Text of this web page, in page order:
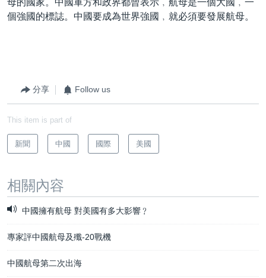
個強國的標誌。中國要成為世界強國﹐就必須要發展航母。
分享 Follow us
This item is part of
新聞 中國 國際 美國
相關內容
中國擁有航母 對美國有多大影響﹖
專家評中國航母及殲-20戰機
中國航母第二次出海